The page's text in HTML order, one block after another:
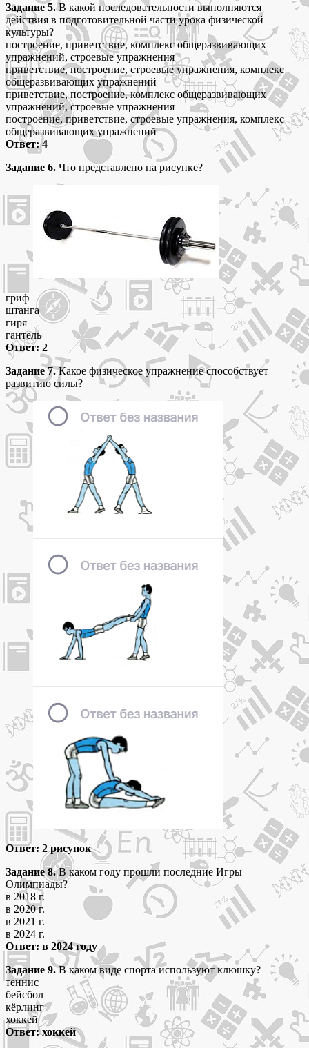
Задание 5.В какой последовательности выполняются
действия в подготовительной части урока физической
культуры?
построение, приветствие, комплекс общеразвивающих
упражнений, строевые упражнения
приветствие, построение, строевые упражнения, комплекс
общеразвивающих упражнений
приветствие, построение, комплекс общеразвивающих
упражнений, строевые упражнения
построение, приветствие, строевые упражнения, комплекс
общеразвивающих упражнений
Ответ: 4
Задание 6. Что представлено на рисунке?
гриф
штанга
гиря
гантель
Ответ: 2
Задание 7.Какое физическое упражнение способствует
развитию силы?
Ответ: 2 рисунок
Задание 8.В каком году прошли последние Игры
Олимпиады?
в 2018 г.
в 2020 г.
в 2021 г.
в 2024 г.
Ответ: в 2024 году
Задание 9.В каком виде спорта используют клюшку?
теннис
бейсбол
кёрлинг
хоккей
Ответ: хоккей